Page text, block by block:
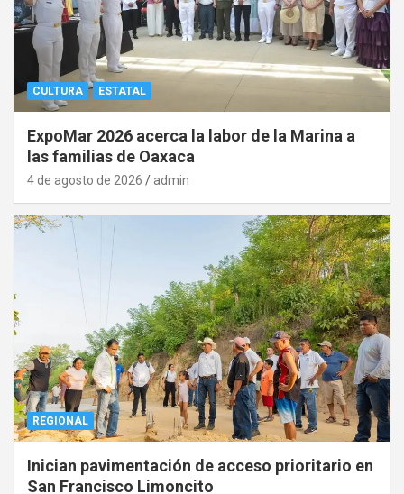
CULTURA ESTATAL
ExpoMar 2026 acerca la labor de la Marina a
las familias de Oaxaca
4 de agosto de 2026 admin
REGIONAL
Inician pavimentación de acceso prioritario en
San Francisco Limoncito